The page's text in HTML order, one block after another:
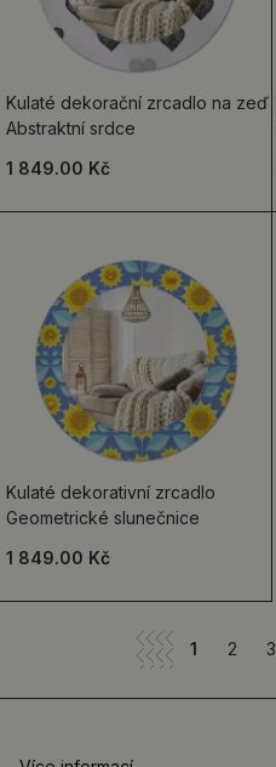
Kulaté dekorační zrcadlo na zeď
Abstraktní srdce
1 849.00 Kč
Kulaté dekorativní zrcadlo
Geometrické slunečnice
1 849.00 Kč
1 2 3